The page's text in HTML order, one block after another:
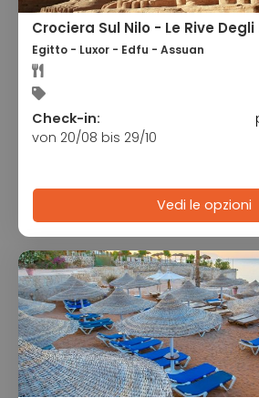
Crociera Sul Nilo - Le Rive Degli
Egitto - Luxor - Edfu - Assuan
Check-in:
von 20/08 bis 29/10
Vedi le opzioni